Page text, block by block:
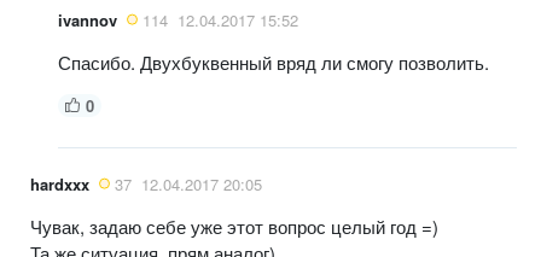
ivannov 114 12.04.2017 15:52
Спасибо. Двухбуквенный вряд ли смогу позволить.
0
hardxxx 37 12.04.2017 20:05
Чувак, задаю себе уже этот вопрос целый год =)